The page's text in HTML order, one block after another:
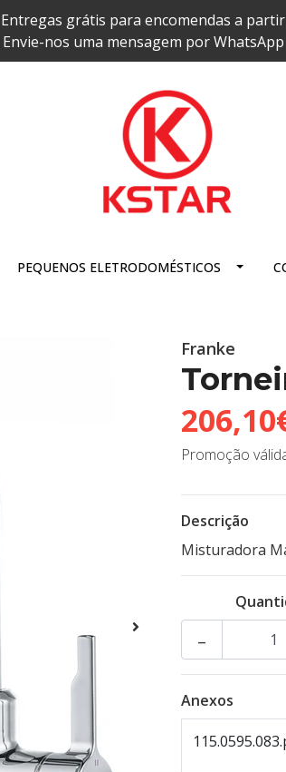
Entregas grátis para encomendas a
nos uma mensagem por
PEQUENOS ELETRODOMÉSTICOS
Franke
Promoção
Descrição
Misturadora
-
Anexos